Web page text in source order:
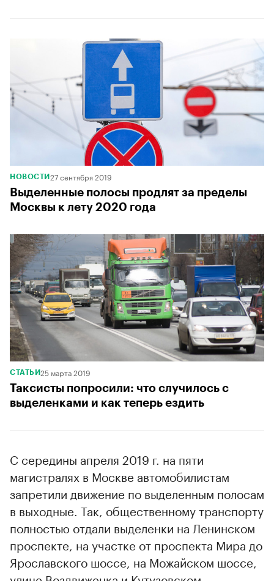
НОВОСТИ 27 сентября 2019
Выделенные полосы продлят за пределы
Москвы к лету 2020 года
СТАТЬИ25 марта 2019
Таксисты попросили: что случилось с
выделенками и как теперь ездить
С середины апреля 2019 г. на пяти
магистралях в Москве автомобилистам
запретили движение по выделенным полосам
в выходные. Так, общественному транспорту
полностью отдали выделенки на Ленинском
проспекте, на участке от проспекта Мира до
Ярославского шоссе, на Можайском шоссе,